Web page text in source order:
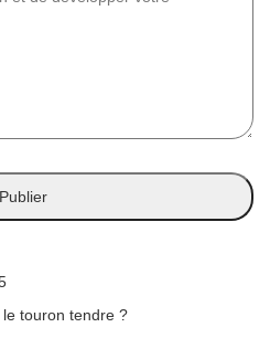
touron tendre ?